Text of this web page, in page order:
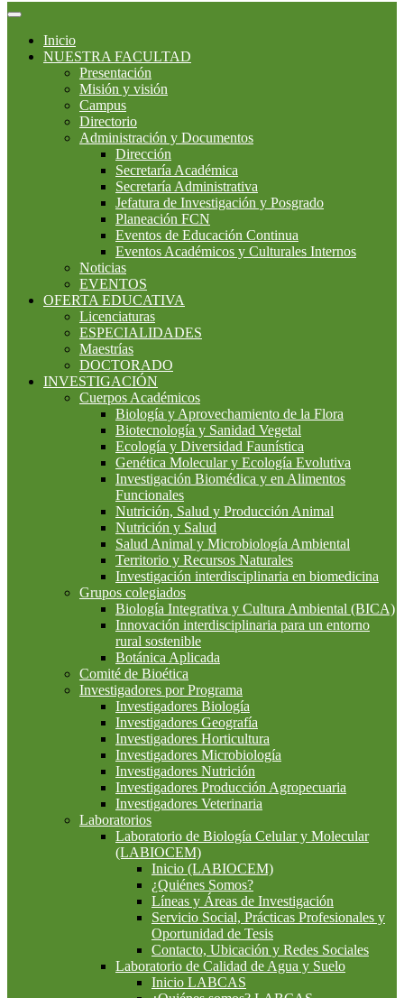
Inicio
NUESTRA FACULTAD
Presentación
Misión y visión
Campus
Directorio
Administración y Documentos
Dirección
Secretaría Académica
Secretaría Administrativa
Jefatura de Investigación y Posgrado
Planeación FCN
Eventos de Educación Continua
Eventos Académicos y Culturales Internos
Noticias
EVENTOS
OFERTA EDUCATIVA
Licenciaturas
ESPECIALIDADES
Maestrías
DOCTORADO
INVESTIGACIÓN
Cuerpos Académicos
Biología y Aprovechamiento de la Flora
Biotecnología y Sanidad Vegetal
Ecología y Diversidad Faunística
Genética Molecular y Ecología Evolutiva
Investigación Biomédica y en Alimentos
Funcionales
Nutrición, Salud y Producción Animal
Nutrición y Salud
Salud Animal y Microbiología Ambiental
Territorio y Recursos Naturales
Investigación interdisciplinaria en biomedicina
Grupos colegiados
Biología Integrativa y Cultura Ambiental (BICA)
Innovación interdisciplinaria para un entorno
rural sostenible
Botánica Aplicada
Comité de Bioética
Investigadores por Programa
Investigadores Biología
Investigadores Geografía
Investigadores Horticultura
Investigadores Microbiología
Investigadores Nutrición
Investigadores Producción Agropecuaria
Investigadores Veterinaria
Laboratorios
Laboratorio de Biología Celular y Molecular
(LABIOCEM)
Inicio (LABIOCEM)
¿Quiénes Somos?
Líneas y Áreas de Investigación
Servicio Social, Prácticas Profesionales y
Oportunidad de Tesis
Contacto, Ubicación y Redes Sociales
Laboratorio de Calidad de Agua y Suelo
Inicio LABCAS